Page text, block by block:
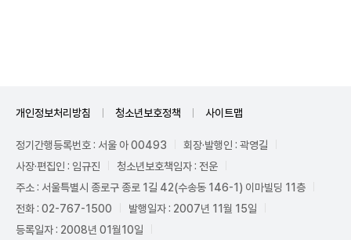
개인정보처리방침 청소년보호정책 사이트맵
정기간행등록번호 : 서울 아 00493
회장·발행인 : 곽영길
사장·편집인 : 임규진
청소년보호책임자 : 전운
주소 : 서울특별시 종로구 종로 1길 42(수송동 146-1) 이마빌딩 11층
전화 : 02-767-1500
발행일자 : 2007년 11월 15일
등록일자 : 2008년 01월10일